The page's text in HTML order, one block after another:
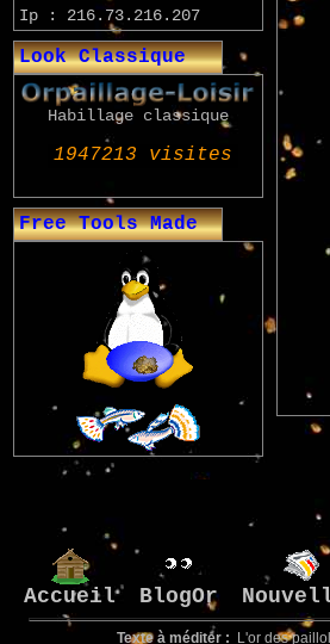
Ip : 216.73.216.207
Look Classique
Habillage classique
Free Tools Made
Accueil BlogOr
Texte à méditer : L'or des